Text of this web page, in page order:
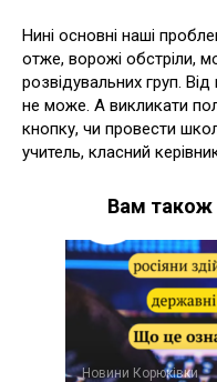
Нині основні наші
отже, ворожі обстріли,
розвідувальних груп.
не може. А викликати
кнопку, чи провести
учитель, класний
Вам також
Новини Корюківки